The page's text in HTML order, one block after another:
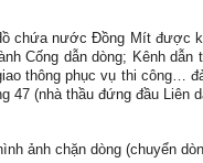
chứa nước Đồng Mít được
Cống dẫn dòng; Kênh
thông phục vụ thi công…
47 (nhà thầu đứng đầu Liên
ảnh chặn dòng (chuyển